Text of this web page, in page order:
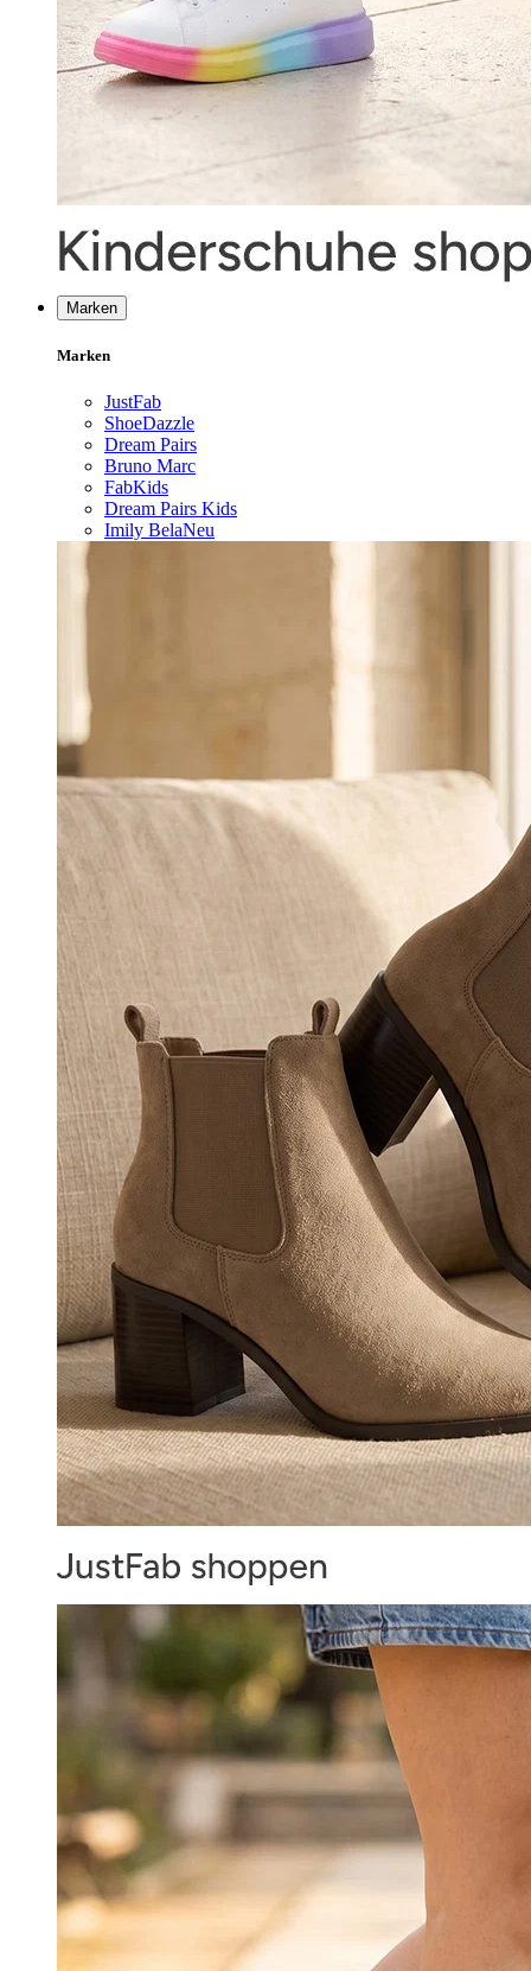
Marken
Marken
JustFab
ShoeDazzle
Dream Pairs
Bruno Marc
FabKids
Dream Pairs Kids
Imily BelaNeu